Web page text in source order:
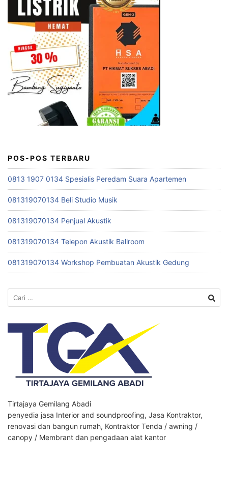
POS-POS TERBARU
0813 1907 0134 Spesialis Peredam Suara Apartemen
081319070134 Beli Studio Musik
081319070134 Penjual Akustik
081319070134 Telepon Akustik Ballroom
081319070134 Workshop Pembuatan Akustik Gedung
Cari
untuk:
Tirtajaya Gemilang Abadi
penyedia jasa Interior and soundproofing, Jasa Kontraktor,
renovasi dan bangun rumah, Kontraktor Tenda / awning /
canopy / Membrant dan pengadaan alat kantor